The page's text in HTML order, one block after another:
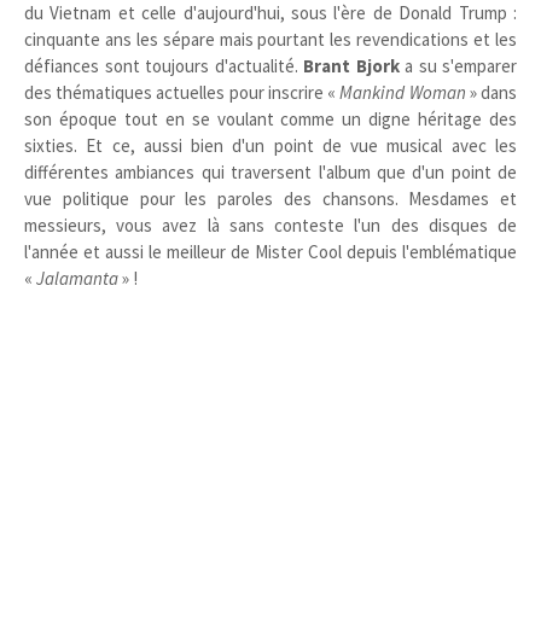
du Vietnam et celle d'aujourd'hui, sous l'ère de Donald Trump :
cinquante ans les sépare mais pourtant les revendications et les
défiances sont toujours d'actualité. Brant Bjorka su s'emparer
des thématiques actuelles pour inscrire «Mankind Woman » dans
son époque tout en se voulant comme un digne héritage des
sixties. Et ce, aussi bien d'un point de vue musical avec les
différentes ambiances qui traversent l'album que d'un point de
vue politique pour les paroles des chansons. Mesdames et
messieurs, vous avez là sans conteste l'un des disques de
l'année et aussi le meilleur de Mister Cool depuis l'emblématique
« Jalamanta» !